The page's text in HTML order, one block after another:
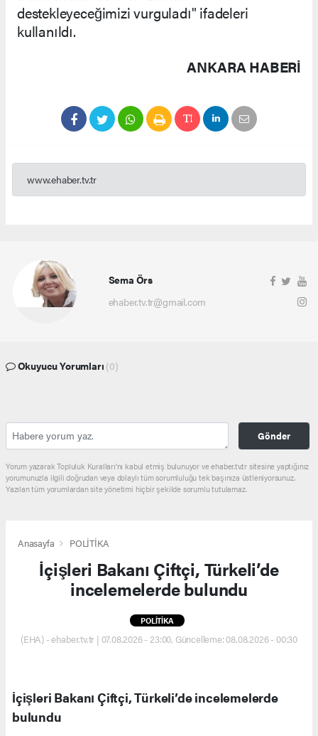
destekleyeceğimizi vurguladı" ifadeleri
kullanıldı.
ANKARA HABERİ
www.ehaber.tv.tr
Sema Örs
ehaber.tv.tr@gmail.com
Okuyucu Yorumları (0)
Gönder
Yorum yazarak Topluluk Kuralları’nı kabul etmiş bulunuyor ve ehaber.tv.tr sitesine yaptığınız
yorumunuzla ilgili doğrudan veya dolaylı tüm sorumluluğu tek başınıza üstleniyorsunuz.
Yazılan tüm yorumlardan site yönetimi hiçbir şekilde sorumlu tutulamaz.
Anasayfa POLİTİKA
İçişleri Bakanı Çiftçi, Türkeli’de
incelemelerde bulundu
POLİTİKA
(EHA) - ehaber.tv.tr | 07.08.2026 - 23:00, Güncelleme: 08.08.2026 - 00:30
İçişleri Bakanı Çiftçi, Türkeli’de incelemelerde
bulundu